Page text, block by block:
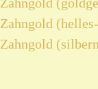
Zahngold
Zahngold